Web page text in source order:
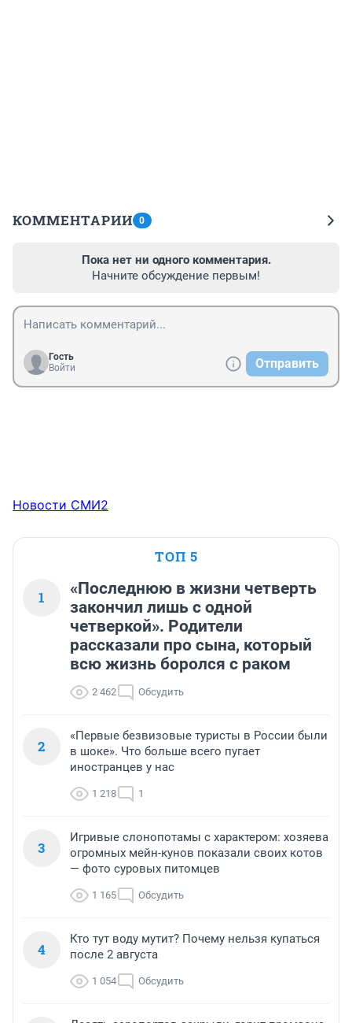
КОММЕНТАРИИ 0
Пока нет ни одного комментария.
Начните обсуждение первым!
Гость
Войти
Отправить
Новости СМИ2
ТОП 5
1
«Последнюю в жизни четверть
закончил лишь с одной
четверкой». Родители
рассказали про сына, который
всю жизнь боролся с раком
2 462 Обсудить
2
«Первые безвизовые туристы в России были
в шоке». Что больше всего пугает
иностранцев у нас
1 218 1
3
Игривые слонопотамы с характером: хозяева
огромных мейн-кунов показали своих котов
— фото суровых питомцев
1 165 Обсудить
4
Кто тут воду мутит? Почему нельзя купаться
после 2 августа
1 054 Обсудить